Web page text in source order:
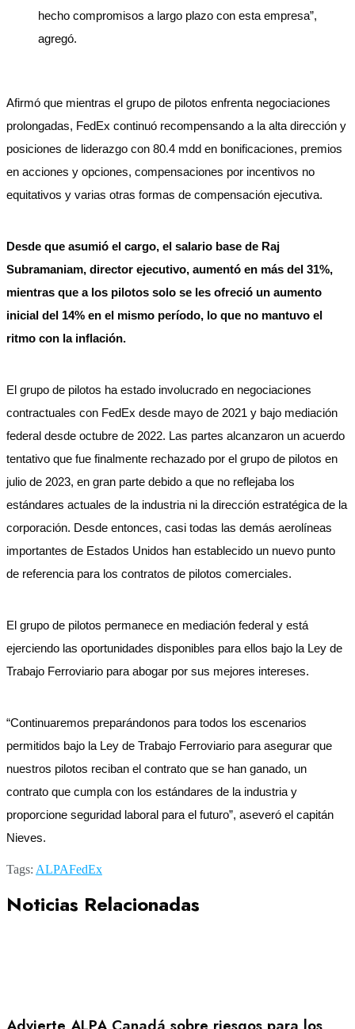
hecho compromisos a largo plazo con esta empresa”,
agregó.
Afirmó que mientras el grupo de pilotos enfrenta negociaciones
prolongadas, FedEx continuó recompensando a la alta dirección y
posiciones de liderazgo con 80.4 mdd en bonificaciones, premios
en acciones y opciones, compensaciones por incentivos no
equitativos y varias otras formas de compensación ejecutiva.
Desde que asumió el cargo, el salario base de Raj
Subramaniam, director ejecutivo, aumentó en más del 31%,
mientras que a los pilotos solo se les ofreció un aumento
inicial del 14% en el mismo período, lo que no mantuvo el
ritmo con la inflación.
El grupo de pilotos ha estado involucrado en negociaciones
contractuales con FedEx desde mayo de 2021 y bajo mediación
federal desde octubre de 2022. Las partes alcanzaron un acuerdo
tentativo que fue finalmente rechazado por el grupo de pilotos en
julio de 2023, en gran parte debido a que no reflejaba los
estándares actuales de la industria ni la dirección estratégica de la
corporación. Desde entonces, casi todas las demás aerolíneas
importantes de Estados Unidos han establecido un nuevo punto
de referencia para los contratos de pilotos comerciales.
El grupo de pilotos permanece en mediación federal y está
ejerciendo las oportunidades disponibles para ellos bajo la Ley de
Trabajo Ferroviario para abogar por sus mejores intereses.
“Continuaremos preparándonos para todos los escenarios
permitidos bajo la Ley de Trabajo Ferroviario para asegurar que
nuestros pilotos reciban el contrato que se han ganado, un
contrato que cumpla con los estándares de la industria y
proporcione seguridad laboral para el futuro”, aseveró el capitán
Nieves.
Tags: ALPAFedEx
Noticias Relacionadas